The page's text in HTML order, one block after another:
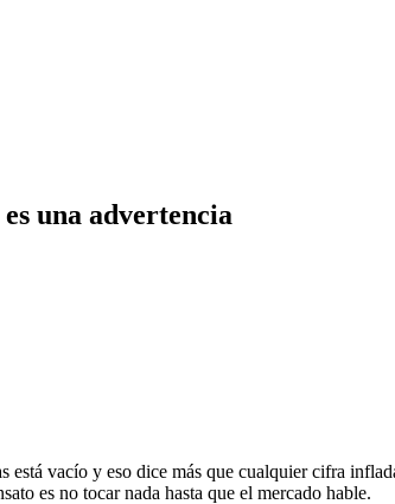
una advertencia
vacío y eso dice más que cualquier cifra
es no tocar nada hasta que el mercado hable.